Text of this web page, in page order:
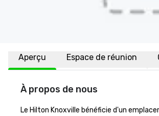
Aperçu Espace de réunion
À propos de nous
Le Hilton Knoxville bénéficie d'un